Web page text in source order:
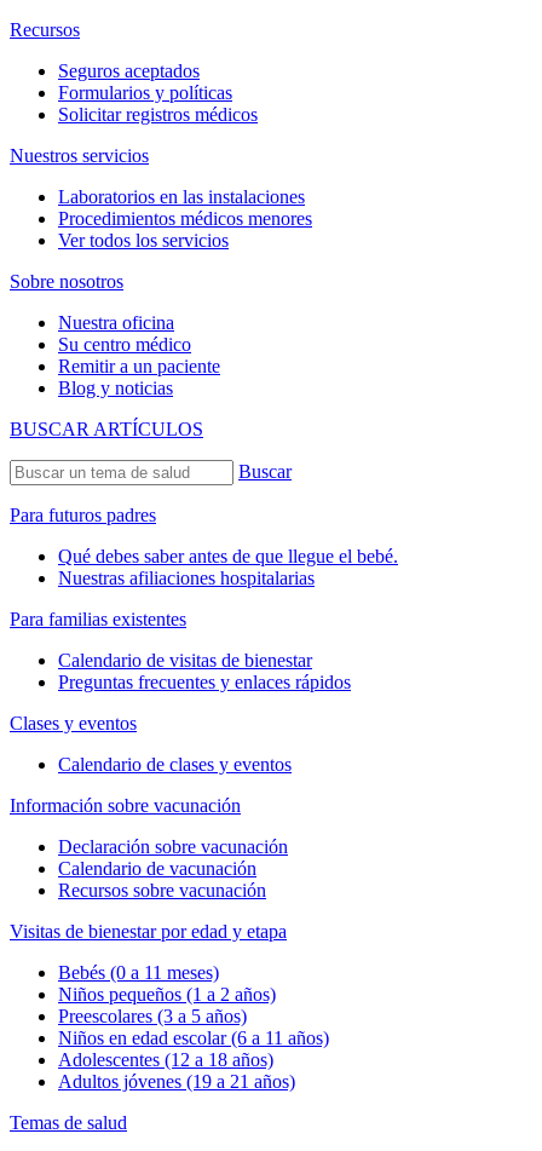
Recursos
Seguros aceptados
Formularios y políticas
Solicitar registros médicos
Nuestros servicios
Laboratorios en las instalaciones
Procedimientos médicos menores
Ver todos los servicios
Sobre nosotros
Nuestra oficina
Su centro médico
Remitir a un paciente
Blog y noticias
BUSCAR ARTÍCULOS
Buscar
Para futuros padres
Qué debes saber antes de que llegue el bebé.
Nuestras afiliaciones hospitalarias
Para familias existentes
Calendario de visitas de bienestar
Preguntas frecuentes y enlaces rápidos
Clases y eventos
Calendario de clases y eventos
Información sobre vacunación
Declaración sobre vacunación
Calendario de vacunación
Recursos sobre vacunación
Visitas de bienestar por edad y etapa
Bebés (0 a 11 meses)
Niños pequeños (1 a 2 años)
Preescolares (3 a 5 años)
Niños en edad escolar (6 a 11 años)
Adolescentes (12 a 18 años)
Adultos jóvenes (19 a 21 años)
Temas de salud